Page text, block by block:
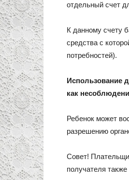
отдельный счет
К данному счету
средства с
потребностей).
Использование
как
Ребенок может
разрешению
Совет!
получателя